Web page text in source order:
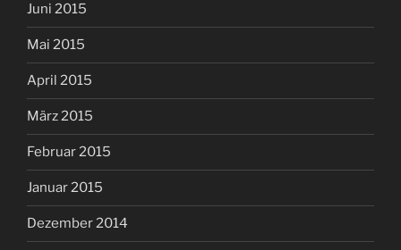
Juni 2015
Mai 2015
April 2015
März 2015
Februar 2015
Januar 2015
Dezember 2014